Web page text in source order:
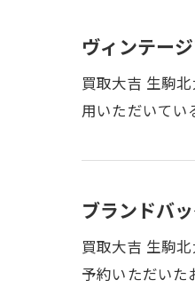
ヴィンテー
買取大吉 生駒
用いただいて
ブランドバ
買取大吉 生駒
予約いただい